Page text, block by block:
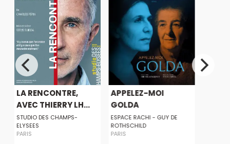
LA RENCONTRE,
AVEC THIERRY LH...
STUDIO DES CHAMPS-
ELYSEES
PARIS
APPELEZ-MOI
GOLDA
ESPACE RACHI - GUY DE
ROTHSCHILD
PARIS